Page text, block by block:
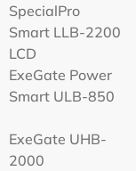
SpecialPro
Smart LLB-2200
LCD
ExeGate Power
Smart ULB-850
ExeGate UHB-
2000